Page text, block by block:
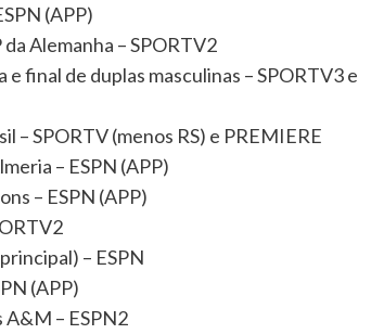
(APP)
Alemanha – SPORTV2
final de duplas masculinas – SPORTV3 e
– SPORTV (menos RS) e PREMIERE
– ESPN (APP)
– ESPN (APP)
– ESPN
(APP)
– ESPN2